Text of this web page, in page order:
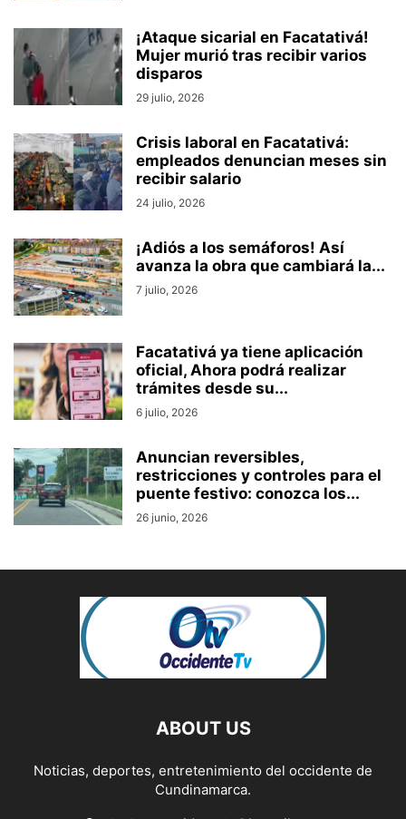
¡Ataque sicarial en Facatativá!
Mujer murió tras recibir varios
disparos
29 julio, 2026
Crisis laboral en Facatativá:
empleados denuncian meses sin
recibir salario
24 julio, 2026
¡Adiós a los semáforos! Así
avanza la obra que cambiará la...
7 julio, 2026
Facatativá ya tiene aplicación
oficial, Ahora podrá realizar
trámites desde su...
6 julio, 2026
Anuncian reversibles,
restricciones y controles para el
puente festivo: conozca los...
26 junio, 2026
ABOUT US
Noticias, deportes, entretenimiento del occidente de
Cundinamarca.